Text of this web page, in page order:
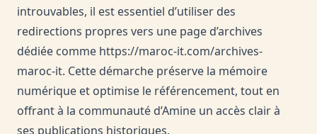
introuvables, il est essentiel d’utiliser des
redirections propres vers une page d’archives
dédiée comme https://maroc-it.com/archives-
maroc-it. Cette démarche préserve la mémoire
numérique et optimise le référencement, tout en
offrant à la communauté d’Amine un accès clair à
ses publications historiques.